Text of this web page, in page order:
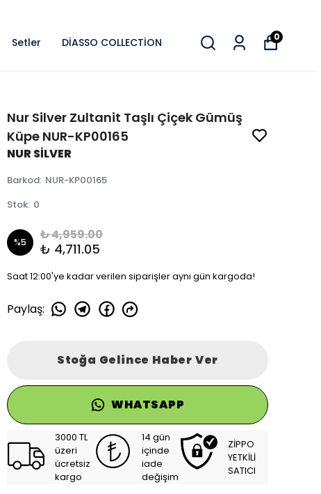
Setler DİASSO COLLECTİON 0
Nur Silver Zultanit Taşlı Çiçek Gümüş
Küpe NUR-KP00165
NUR SİLVER
Barkod: NUR-KP00165
Stok: 0
%5 ₺ 4,959.00
₺ 4,711.05
Saat 12:00'ye kadar verilen siparişler aynı gün kargoda!
Paylaş:
Stoğa Gelince Haber Ver
WHATSAPP
3000 TL
üzeri
ücretsiz
kargo
14 gün
içinde
iade
değişim
ZİPPO
YETKİLİ
SATICI